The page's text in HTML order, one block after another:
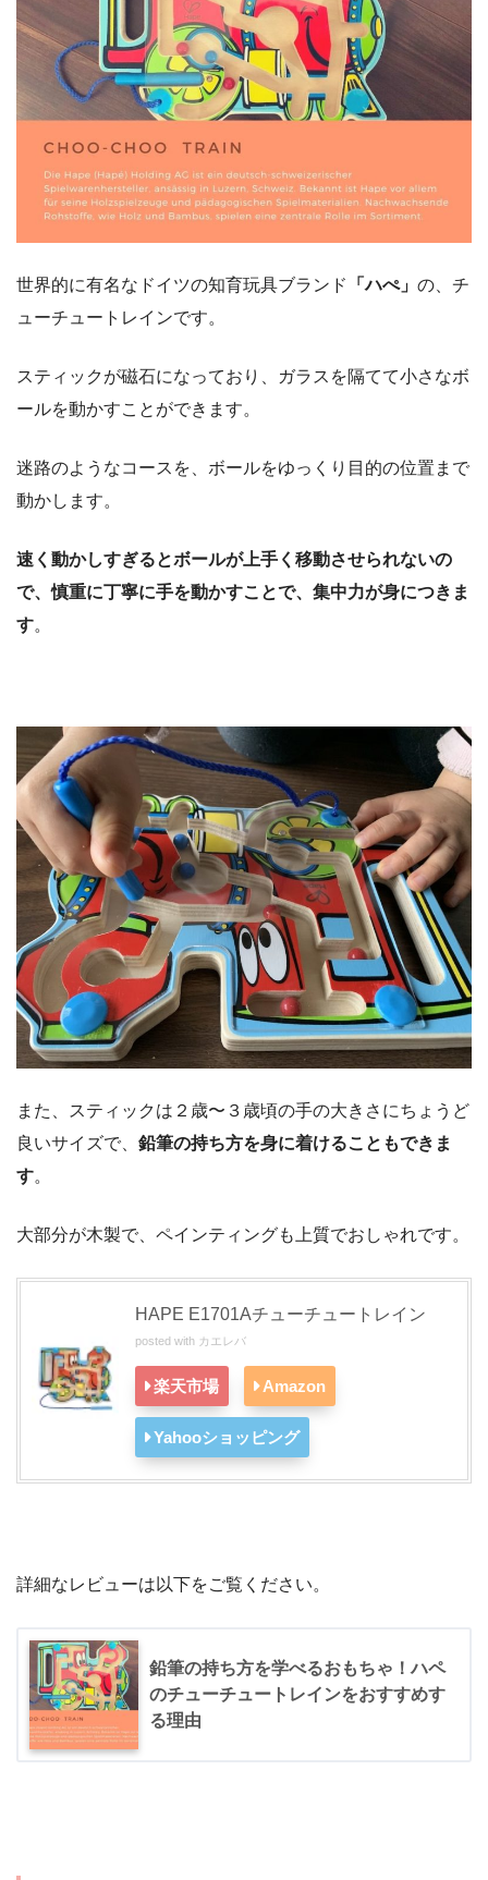
世界的に有名なドイツの知育玩具ブランド 「ハぺ」 の、チ
ューチュートレインです。
スティックが磁石になっており、ガラスを隔てて小さなボ
ールを動かすことができます。
迷路のようなコースを、ボールをゆっくり目的の位置まで
動かします。
速く動かしすぎるとボールが上手く移動させられないの
で、慎重に丁寧に手を動かすことで、集中力が身につきま
す。
また、スティックは２歳〜３歳頃の手の大きさにちょうど
良いサイズで、 鉛筆の持ち方を身に着けることもできま
す。
大部分が木製で、ペインティングも上質でおしゃれです。
HAPE E1701Aチューチュートレイン
posted with カエレバ
楽天市場 Amazon
Yahooショッピング
詳細なレビューは以下をご覧ください。
鉛筆の持ち方を学べるおもちゃ！ハペ
のチューチュートレインをおすすめす
る理由